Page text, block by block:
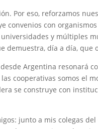
Por eso, reforzamos
convenios con
y múltiples
demuestra, día a día, que
Argentina resonará
cooperativas somos el
se construye con
junto a mis colegas